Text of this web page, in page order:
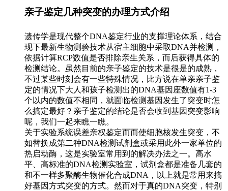
亲子鉴定几种突变的办理方式介绍
遗传学是现代整个DNA鉴定行业的支撑理论体系，结合
现下最新生物测验技术从宿主细胞中采取DNA并检测，
依据计算RCP数值是否排除亲生关系，而后获得具体的
检测结论。虽然目前的亲子鉴定的技术是很是的成熟，
不过某些时刻会有一些特殊情况，比方说在单亲亲子鉴
定的情况下大人和孩子检测出的DNA基因座数值有1-3
个以内的数值不相同，就面临检测基因发生了突变时怎
么搞定最好？亲子鉴定的结论是否会收到基因突变影响
呢，我们一起来瞧一瞧。
关于实验系统误差亲权鉴定而而使细胞核发生突变，不
如替换成第二种DNA检测试剂盒或采用此外一家单位的
热启动酶，这是实验室常用到的解决办法之一。高水
平、高标准的DNA检测实验室，试剂盒都是准备几套的
和不一样多聚酶生物催化合成DNA，以上就是常用来搞
好基因方式突变的方式。然而对于真的DNA突变，特别